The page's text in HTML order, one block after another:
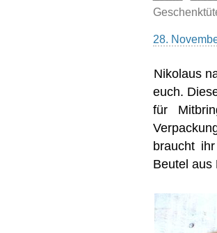
28.
Nikolaus
euch.
für
braucht
Beutel aus